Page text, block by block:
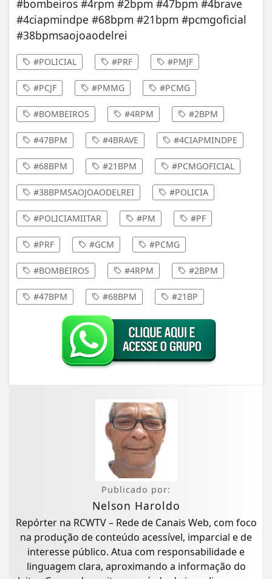
#bombeiros #4rpm #2bpm #47bpm #4brave
#4ciapmindpe #68bpm #21bpm #pcmgoficial
#38bpmsaojoaodelrei
#POLICIAL #PRF #PMJF
#PCJF #PMMG #PCMG
#BOMBEIROS #4RPM #2BPM
#47BPM #4BRAVE #4CIAPMINDPE
#68BPM #21BPM #PCMGOFICIAL
#38BPMSAOJOAODELREI #POLICIA
#POLICIAMIITAR #PM #PF
#PRF #GCM #PCMG
#BOMBEIROS #4RPM #2BPM
#47BPM #68BPM #21BP
Publicado por:
Nelson Haroldo
Repórter na RCWTV – Rede de Canais Web, com foco
na produção de conteúdo acessível, imparcial e de
interesse público. Atua com responsabilidade e
linguagem clara, aproximando a informação do